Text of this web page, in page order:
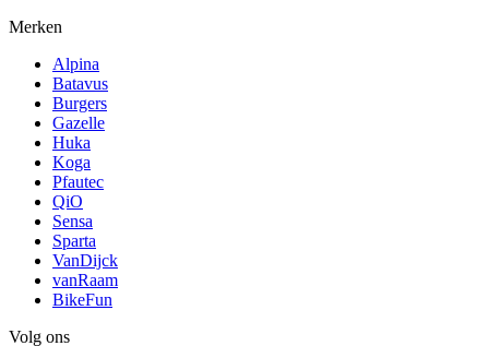
Merken
Alpina
Batavus
Burgers
Gazelle
Huka
Koga
Pfautec
QiO
Sensa
Sparta
VanDijck
vanRaam
BikeFun
Volg ons